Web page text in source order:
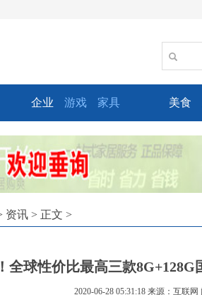
企业 游戏 家具 美食
资讯 > 正文 >
全球性价比最高三款
2020-06-28 05:31:18 来源：互联网